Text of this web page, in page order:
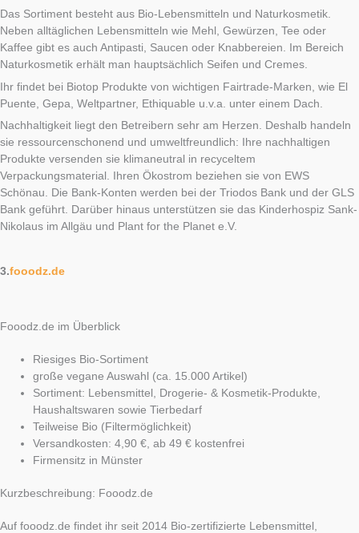
Das Sortiment besteht aus Bio-Lebensmitteln und Naturkosmetik.
Neben alltäglichen Lebensmitteln wie Mehl, Gewürzen, Tee oder
Kaffee gibt es auch Antipasti, Saucen oder Knabbereien. Im Bereich
Naturkosmetik erhält man hauptsächlich Seifen und Cremes.
Ihr findet bei Biotop Produkte von wichtigen Fairtrade-Marken, wie El
Puente, Gepa, Weltpartner, Ethiquable u.v.a. unter einem Dach.
Nachhaltigkeit liegt den Betreibern sehr am Herzen. Deshalb handeln
sie ressourcenschonend und umweltfreundlich: Ihre nachhaltigen
Produkte versenden sie klimaneutral in recyceltem
Verpackungsmaterial. Ihren Ökostrom beziehen sie von EWS
Schönau. Die Bank-Konten werden bei der Triodos Bank und der GLS
Bank geführt. Darüber hinaus unterstützen sie das Kinderhospiz Sank-
Nikolaus im Allgäu und Plant for the Planet e.V.
3.fooodz.de
Fooodz.de im Überblick
Riesiges Bio-Sortiment
große vegane Auswahl (ca. 15.000 Artikel)
Sortiment: Lebensmittel, Drogerie- & Kosmetik-Produkte,
Haushaltswaren sowie Tierbedarf
Teilweise Bio (Filtermöglichkeit)
Versandkosten: 4,90 €, ab 49 € kostenfrei
Firmensitz in Münster
Kurzbeschreibung: Fooodz.de
Auf fooodz.de findet ihr seit 2014 Bio-zertifizierte Lebensmittel,